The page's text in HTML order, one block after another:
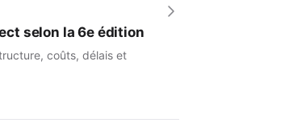
selon la 6e édition
coûts, délais et